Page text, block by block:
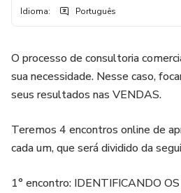
Idioma: Português
O processo de consultoria
sua necessidade. Nesse caso,
seus resultados nas VENDAS.
Teremos 4 encontros online de
cada um, que será dividido da
1° encontro: IDENTIFICANDO